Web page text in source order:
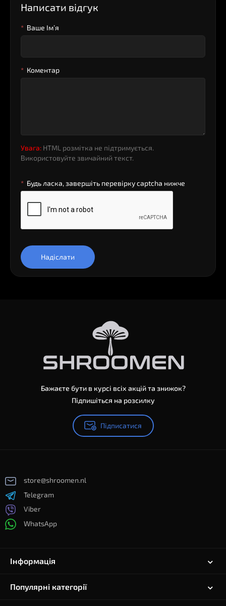
Написати відгук
Ваше Iм’я
Коментар
Увага: HTML розмітка не підтримується.
Використовуйте звичайний текст.
Будь ласка, завершіть перевірку captcha нижче
Надіслати
Бажаєте бути в курсі всіх акцій та знижок?
Підпишіться на розсилку
Підписатися
store@shroomen.nl
Telegram
Viber
WhatsApp
Інформація
Популярні категорії